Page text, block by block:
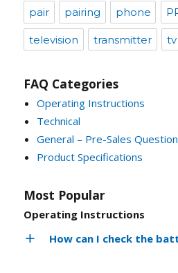
pair pairing phone
television transmitter tv
FAQ Categories
Operating Instructions
Technical
General – Pre-Sales
Product Specifications
Most Popular
Operating Instructions
How can I check the